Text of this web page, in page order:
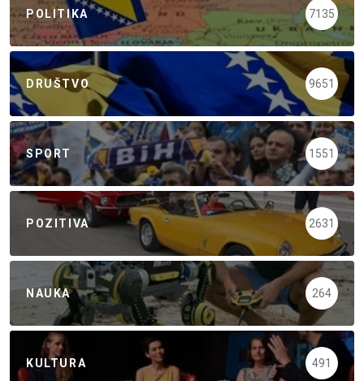
POLITIKA 7135
DRUŠTVO 9651
SPORT 1551
POZITIVA 2631
NAUKA 264
KULTURA 491